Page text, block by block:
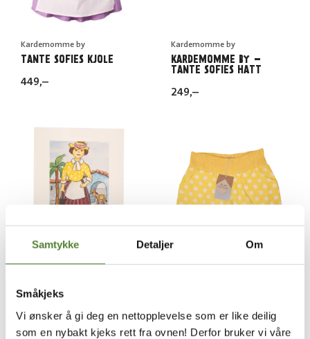
Samtykke Detaljer Om
Småkjeks
Vi ønsker å gi deg en nettopplevelse som er like deilig
som en nybakt kjeks rett fra ovnen! Derfor bruker vi våre
Kardemomme by
TANTE SOFIES KJOLE
449,–
Kardemomme by
KARDEMOMME BY –
TANTE SOFIES HATT
249,–
KARDEMOMME BY PLAKAT
169 ,–